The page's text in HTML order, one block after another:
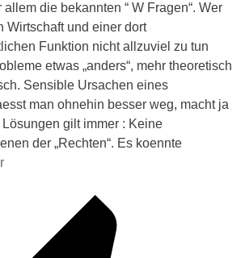
die bekannten “ W Fragen“. Wer
Wirtschaft und einer dort
Funktion nicht allzuviel zu tun
etwas „anders“, mehr theoretisch
Sensible Ursachen eines
man ohnehin besser weg, macht ja
gilt immer : Keine
der „Rechten“. Es koennte